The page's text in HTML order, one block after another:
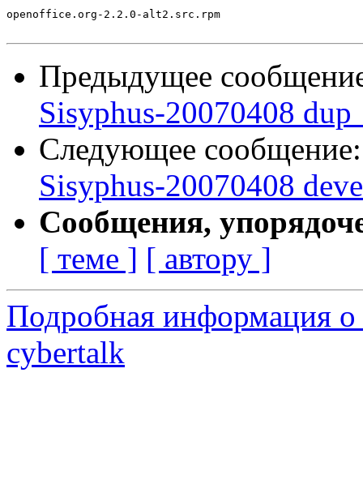
openoffice.org-2.2.0-alt2.src.rpm
Предыдущее
Sisyphus-20070408
Следующее
Sisyphus-20070408
Сообщения,
[ теме ] [ автору ]
Подробная информация о
cybertalk